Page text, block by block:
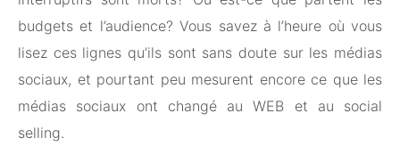
budgets et l’audience? Vous savez à l’heure où vous
lisez ces lignes qu’ils sont sans doute sur les médias
sociaux, et pourtant peu mesurent encore ce que les
médias sociaux ont changé au WEB et au social
selling.